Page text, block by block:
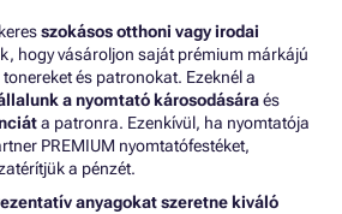
szokásos otthoni vagy irodai
hogy vásároljon saját prémium márkájú
tonereket és patronokat. Ezeknél a
a nyomtató károsodásáraés
a patronra. Ezenkívül, ha nyomtatója
PREMIUM nyomtatófestéket,
a pénzét.
anyagokat szeretne kiváló